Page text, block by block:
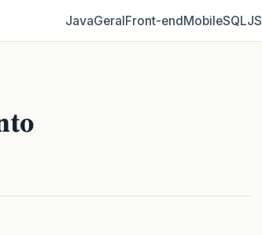
JavaGeralFront‑endMobileSQLJS